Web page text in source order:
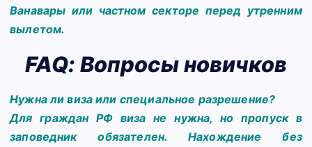
Ванавары или частном секторе перед утренним
вылетом.
FAQ: Вопросы новичков
Нужна ли виза или специальное разрешение?
Для граждан РФ виза не нужна, но пропуск в
заповедник обязателен. Нахождение без